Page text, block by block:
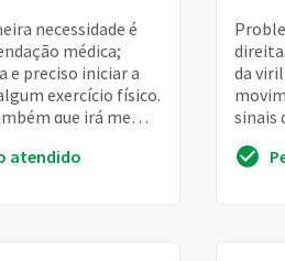
necessidade é
médica;
e preciso iniciar a
exercício físico.
que irá me
atendido
da
sinais